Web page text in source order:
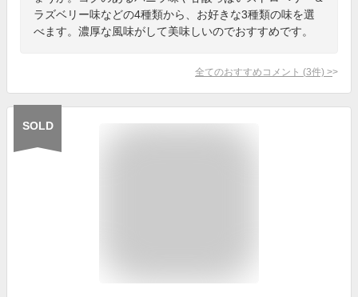
ラズベリー味などの4種類から、お好きな3種類の味を選
べます。濃厚な風味がして美味しいのでおすすめです。
全てのおすすめコメント (3件) >
SOLD